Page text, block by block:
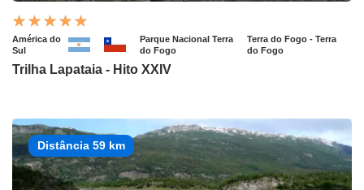
América do
Sul
Parque Nacional Terra
do Fogo
Terra do Fogo - Terra
do Fogo
Trilha Lapataia - Hito XXIV
Distância 59 km